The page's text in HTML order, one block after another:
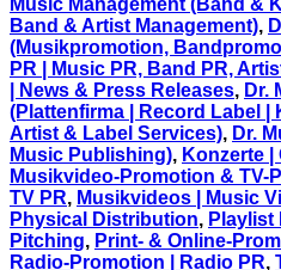
Music Management (Band &
Band & Artist Management),
(Musikpromotion,
PR | Music PR, Band PR,
| News & Press Releases, Dr.
(Plattenfirma | Record Label |
Artist & Label Services), Dr.
Music Publishing), Konzerte
Musikvideo-Promotion & TV-
TV PR, Musikvideos | Music
Physical Distribution, Playlist
Pitching, Print- & Online-
Radio-Promotion | Radio PR,